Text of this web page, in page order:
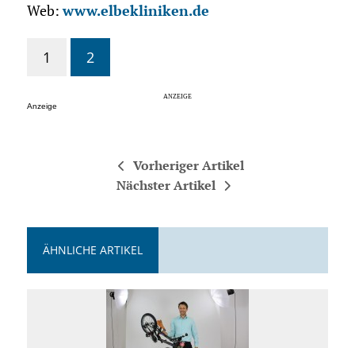
Web:www.elbekliniken.de
1 2
Anzeige
Vorheriger Artikel
Nächster Artikel
ÄHNLICHE ARTIKEL